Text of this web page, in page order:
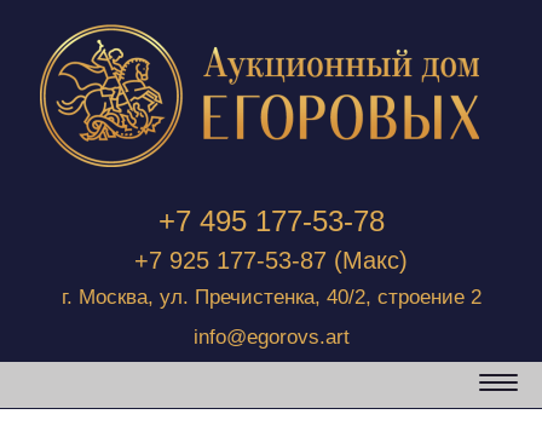
+7 495 177-53-78
+7 925 177-53-87 (Макс)
г. Москва, ул. Пречистенка, 40/2, строение 2
info@egorovs.art